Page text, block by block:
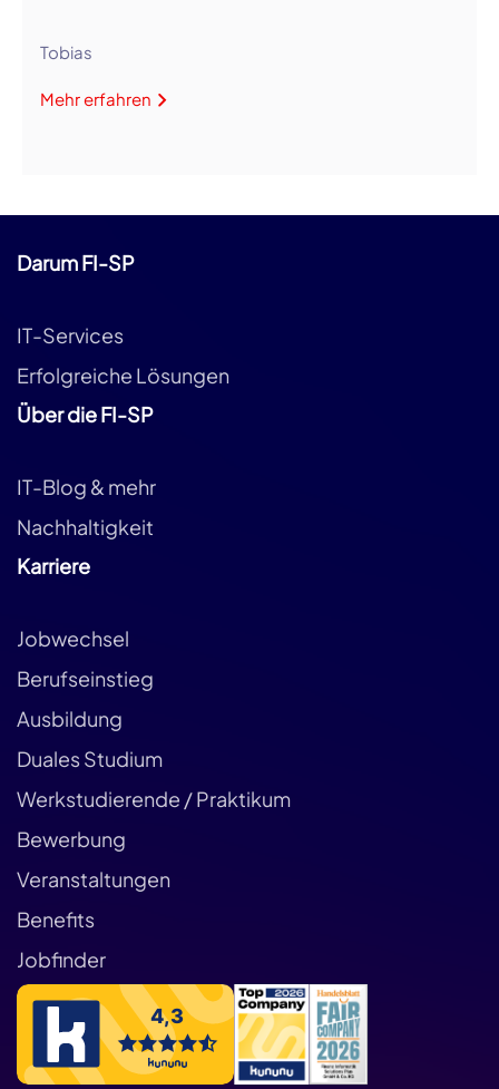
Tobias
Mehr erfahren
Darum FI-SP
IT-Services
Erfolgreiche Lösungen
Über die FI-SP
IT-Blog & mehr
Nachhaltigkeit
Karriere
Jobwechsel
Berufseinstieg
Ausbildung
Duales Studium
Werkstudierende / Praktikum
Bewerbung
Veranstaltungen
Benefits
Jobfinder